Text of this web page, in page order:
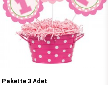
Pakette 3 Adet